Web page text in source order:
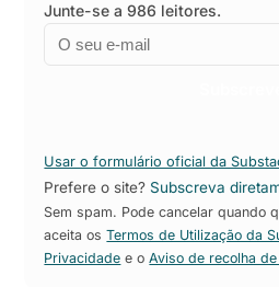
Junte-se a 986 leitores.
Email
Empresa
Usar o formulário oficial da
Prefere o site?Subscreva
Sem spam. Pode cancelar quando
aceita osTermos de Utilização da
Privacidade e oAviso de recolha